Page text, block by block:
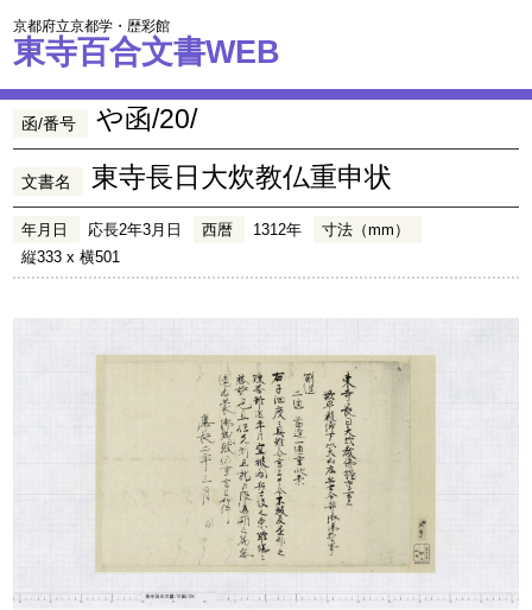
京都府立京都学・歴彩館
東寺百合文書WEB
函/番号 や函/20/
文書名 東寺長日大炊教仏重申状
年月日 応長2年3月日 西暦 1312年
寸法（mm）
縦333 x 横501